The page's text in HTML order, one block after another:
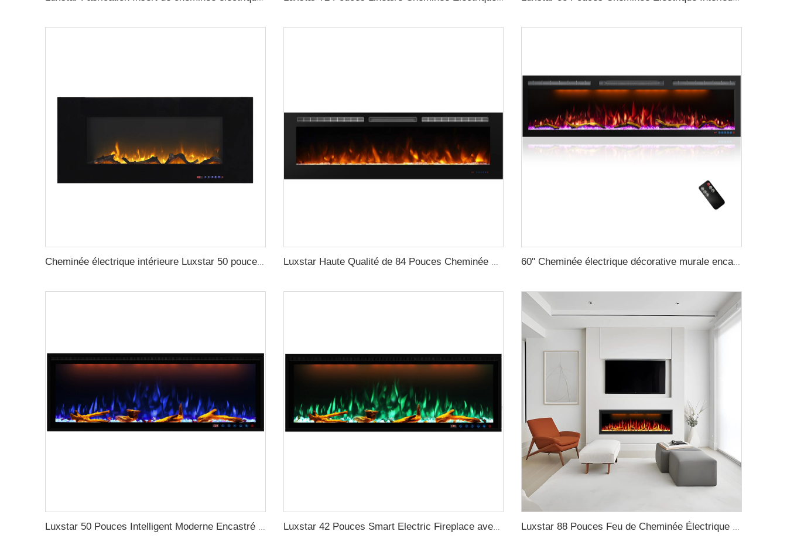
Cheminée électrique intérieure Luxstar 50 pouces murale, verre noir, chauffage 1500W, commande à distance, décoration avec flammes LED Luxstar Haute Qualité de 84 Pouces Cheminée Électrique Encastrable Intérieure avec Chauffage 1500W Commande à Distance Super Décoration Flamme LED Réelle 60" Cheminée électrique décorative murale encastrée avec Wifi et commande vocale via Alexa et Google Home pour intérieur
Luxstar 50 Pouces Intelligent Moderne Encastré Cheminée Électrique Murale avec App et Contrôle Alexa Luxstar 42 Pouces Smart Electric Fireplace avec Contrôle par Application Flamme Décorative Cheminée Électrique Murale Luxstar 88 Pouces Feu de Cheminée Électrique Murale Encastrable avec Chauffage Décoratif avec Wifi & Contrôle Vocal par Alexa